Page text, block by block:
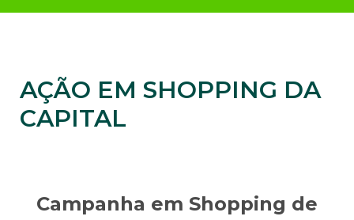
AÇÃO EM SHOPPING DA
CAPITAL
Campanha em Shopping de